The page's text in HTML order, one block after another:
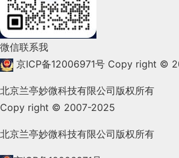
2022年1月(99)
2021年12月(105)
2021年9月(153)
2021年8月(147)
微信联系我
京ICP备12006971号 Copy right ©
北京兰亭妙微科技有限公司版权所有
Copy right © 2007-2025
北京兰亭妙微科技有限公司版权所有